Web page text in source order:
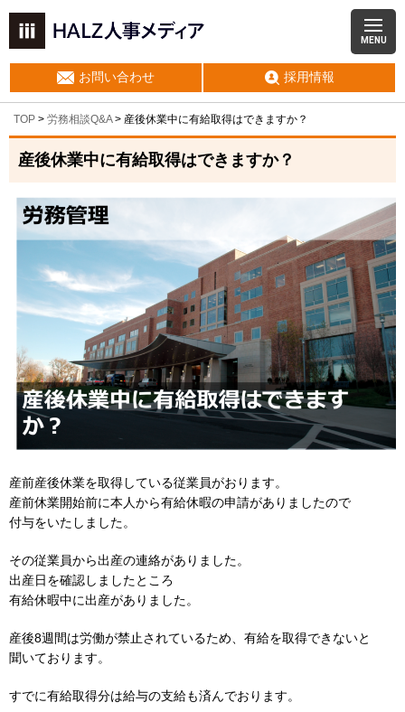
MENU
お問い合わせ 採用情報
TOP > 労務相談Q&A> 産後休業中に有給取得はできますか？
産後休業中に有給取得はできますか？
産前産後休業を取得している従業員がおります。
産前休業開始前に本人から有給休暇の申請がありましたので
付与をいたしました。
その従業員から出産の連絡がありました。
出産日を確認しましたところ
有給休暇中に出産がありました。
産後8週間は労働が禁止されているため、有給を取得できないと
聞いております。
すでに有給取得分は給与の支給も済んでおります。